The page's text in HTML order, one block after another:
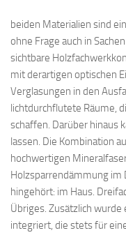
beiden Materialien sind
ohne Frage auch in
sichtbare
mit derartigen optischen
Verglasungen in den
lichtdurchflutete Räume,
schaffen. Darüber hinaus
lassen. Die Kombination
hochwertigen
Holzsparrendämmung im
hingehört: im Haus.
Übriges. Zusätzlich
integriert, die stets für